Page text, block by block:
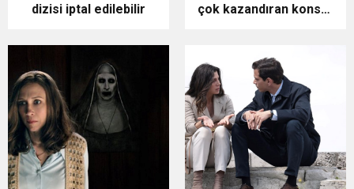
dizisi iptal edilebilir
çok kazandıran konser